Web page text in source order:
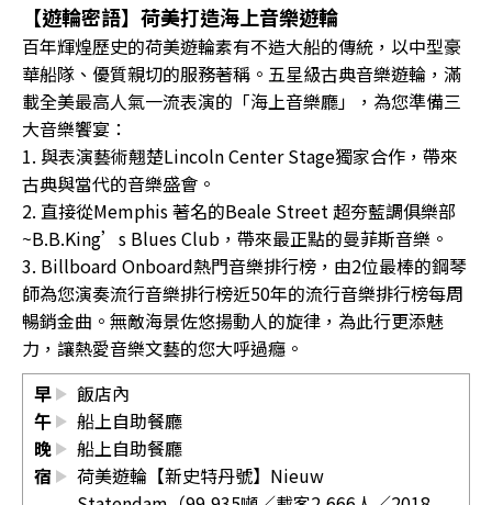
【遊輪密語】荷美打造海上音樂遊輪
百年輝煌歷史的荷美遊輪素有不造大船的傳統，以中型豪
華船隊、優質親切的服務著稱。五星級古典音樂遊輪，滿
載全美最高人氣一流表演的「海上音樂廳」，為您準備三
大音樂饗宴：
1. 與表演藝術翹楚Lincoln Center Stage獨家合作，帶來
古典與當代的音樂盛會。
2. 直接從Memphis 著名的Beale Street 超夯藍調俱樂部
~B.B.King’s Blues Club，帶來最正點的曼菲斯音樂。
3. Billboard Onboard熱門音樂排行榜，由2位最棒的鋼琴
師為您演奏流行音樂排行榜近50年的流行音樂排行榜每周
暢銷金曲。無敵海景佐悠揚動人的旋律，為此行更添魅
力，讓熱愛音樂文藝的您大呼過癮。
早
飯店內
午
船上自助餐廳
晚
船上自助餐廳
宿
荷美遊輪【新史特丹號】Nieuw